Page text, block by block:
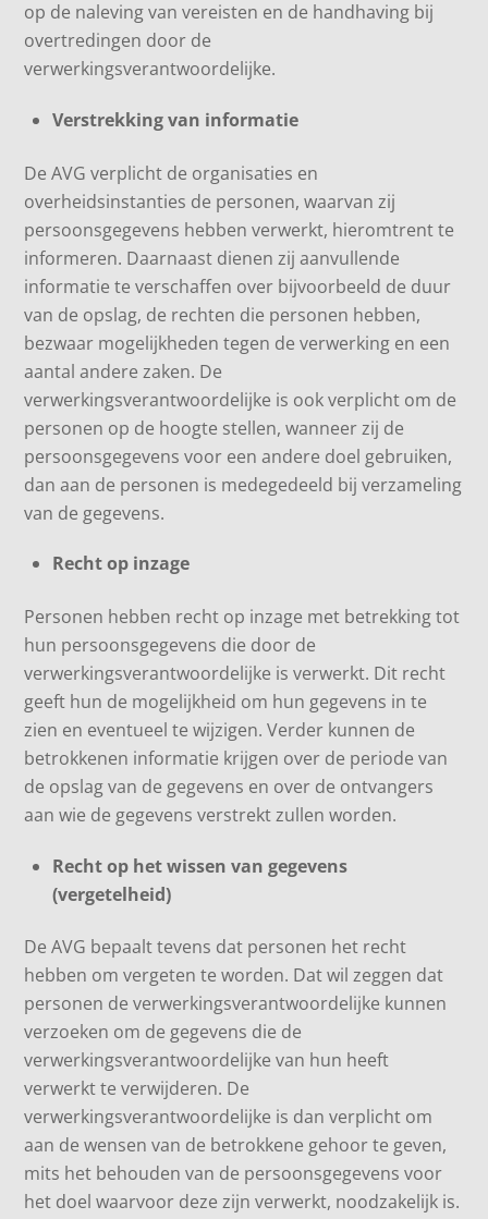
op de naleving van vereisten en de handhaving bij
overtredingen door de
verwerkingsverantwoordelijke.
Verstrekking van informatie
De AVG verplicht de organisaties en
overheidsinstanties de personen, waarvan zij
persoonsgegevens hebben verwerkt, hieromtrent te
informeren. Daarnaast dienen zij aanvullende
informatie te verschaffen over bijvoorbeeld de duur
van de opslag, de rechten die personen hebben,
bezwaar mogelijkheden tegen de verwerking en een
aantal andere zaken. De
verwerkingsverantwoordelijke is ook verplicht om de
personen op de hoogte stellen, wanneer zij de
persoonsgegevens voor een andere doel gebruiken,
dan aan de personen is medegedeeld bij verzameling
van de gegevens.
Recht op inzage
Personen hebben recht op inzage met betrekking tot
hun persoonsgegevens die door de
verwerkingsverantwoordelijke is verwerkt. Dit recht
geeft hun de mogelijkheid om hun gegevens in te
zien en eventueel te wijzigen. Verder kunnen de
betrokkenen informatie krijgen over de periode van
de opslag van de gegevens en over de ontvangers
aan wie de gegevens verstrekt zullen worden.
Recht op het wissen van gegevens
(vergetelheid)
De AVG bepaalt tevens dat personen het recht
hebben om vergeten te worden. Dat wil zeggen dat
personen de verwerkingsverantwoordelijke kunnen
verzoeken om de gegevens die de
verwerkingsverantwoordelijke van hun heeft
verwerkt te verwijderen. De
verwerkingsverantwoordelijke is dan verplicht om
aan de wensen van de betrokkene gehoor te geven,
mits het behouden van de persoonsgegevens voor
het doel waarvoor deze zijn verwerkt, noodzakelijk is.